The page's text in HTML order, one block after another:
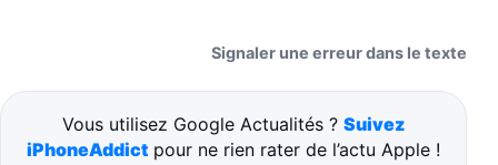
Signaler une erreur dans le texte
Vous utilisez Google Actualités ? Suivez
iPhoneAddict pour ne rien rater de l’actu Apple !